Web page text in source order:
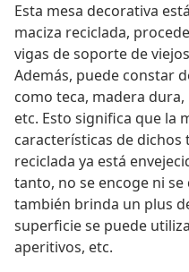
Esta mesa decorativa
maciza reciclada,
vigas de soporte de
Además, puede constar
como teca, madera
etc. Esto significa que la
características de dichos
reciclada ya está
tanto, no se encoge ni
también brinda un plus
superficie se puede
aperitivos, etc.